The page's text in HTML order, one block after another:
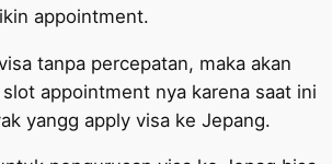
appointment.
tanpa percepatan, maka akan
appointment nya karena saat ini
yangg apply visa ke Jepang.